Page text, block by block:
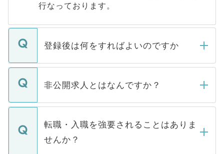
行なっております。
登録後は何をすればよいのですか
ご登録いただきましたら、弊社担当者がご
登録内容を確認し、その後メールもしくは
ます。通常、5営業日以内にはご連絡をせて
いただきますので、しばらくお待ちくださ
非公開求人とはなんですか？
マイナビDOCTORで取り扱っている求人の
うち約3割は、Webサイトからご覧いただ
けない「非公開求人」です。非公開求人は
下記の理由によって、一般には公開してい
転職・入職を強要されることはありま
せんか？